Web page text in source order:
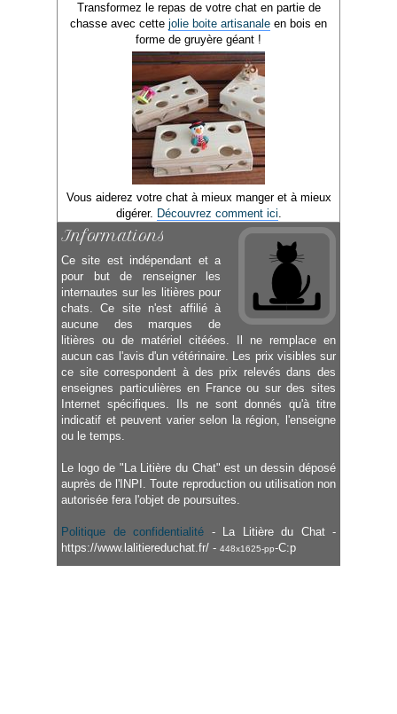
Transformez le repas de votre chat en partie de
chasse avec cette jolie boite artisanale en bois en
forme de gruyère géant !
Vous aiderez votre chat à mieux manger et à mieux
digérer. Découvrez comment ici.
Informations
Ce site est indépendant et a
pour but de renseigner les
internautes sur les litières pour
chats. Ce site n'est affilié à
aucune des marques de
litières ou de matériel citéées. Il ne remplace en
aucun cas l'avis d'un vétérinaire. Les prix visibles sur
ce site correspondent à des prix relevés dans des
enseignes particulières en France ou sur des sites
Internet spécifiques. Ils ne sont donnés qu'à titre
indicatif et peuvent varier selon la région, l'enseigne
ou le temps.
Le logo de "La Litière du Chat" est un dessin déposé
auprès de l'INPI. Toute reproduction ou utilisation non
autorisée fera l'objet de poursuites.
Politique de confidentialité - La Litière du Chat -
https://www.lalitiereduchat.fr/ - 448x1625 -C:p